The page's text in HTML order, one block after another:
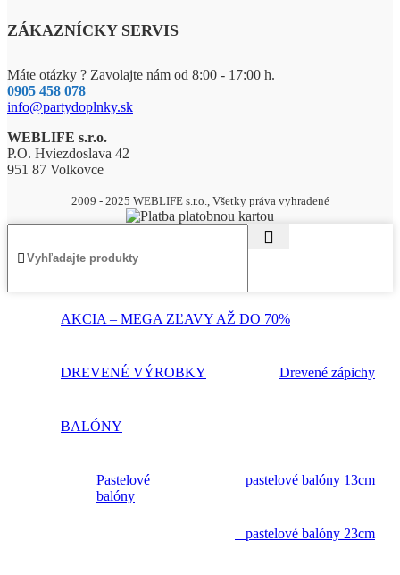
ZÁKAZNÍCKY SERVIS
Máte otázky ? Zavolajte nám od 8:00 - 17:00 h.
0905 458 078
info@partydoplnky.sk
WEBLIFE s.r.o.
P.O. Hviezdoslava 42
951 87 Volkovce
2009 - 2025 WEBLIFE s.r.o., Všetky práva vyhradené
AKCIA – MEGA ZĽAVY AŽ DO 70%
DREVENÉ VÝROBKY Drevené zápichy
BALÓNY
Pastelové
balóny
pastelové balóny 13cm
pastelové balóny 23cm